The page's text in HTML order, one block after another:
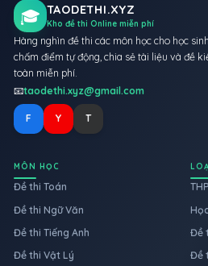
🎓 TAODETHI.XYZ
Kho đề thi Online miễn phí
Hàng nghìn đề thi các môn học cho học
chấm điểm tự động, chia sẻ tài liệu và đề
toàn miễn phí.
📧taodethi.xyz@gmail.com
F Y T
MÔN HỌC
Đề thi Toán
Đề thi Ngữ Văn
Đề thi Tiếng Anh
Đề thi Vật Lý
Đề
Đề